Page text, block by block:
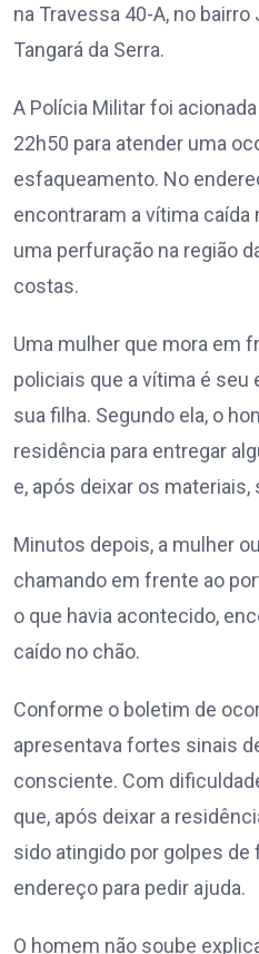
na Travessa 40-A, no
Tangará da Serra.
A Polícia Militar foi
22h50 para atender uma
esfaqueamento. No
encontraram a vítima caída
uma perfuração na região
costas.
Uma mulher que mora em
policiais que a vítima é seu
sua filha. Segundo ela, o
residência para entregar
e, após deixar os materiais,
Minutos depois, a mulher
chamando em frente ao
o que havia acontecido,
caído no chão.
Conforme o boletim de
apresentava fortes sinais
consciente. Com
que, após deixar a
sido atingido por golpes de
endereço para pedir ajuda.
O homem não soube